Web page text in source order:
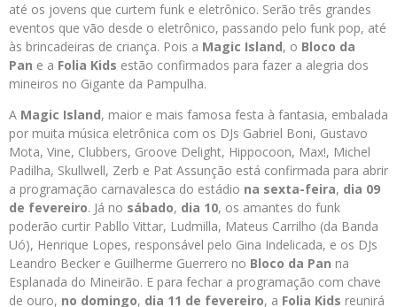
até os jovens que curtem funk e eletrônico. Serão três grandes
eventos que vão desde o eletrônico, passando pelo funk pop, até
às brincadeiras de criança. Pois a Magic Island, o Bloco da
Pan e a Folia Kids estão confirmados para fazer a alegria dos
mineiros no Gigante da Pampulha.
A Magic Island, maior e mais famosa festa à fantasia, embalada
por muita música eletrônica com os DJs Gabriel Boni, Gustavo
Mota, Vine, Clubbers, Groove Delight, Hippocoon, Max!, Michel
Padilha, Skullwell, Zerb e Pat Assunção está confirmada para abrir
a programação carnavalesca do estádio na sexta-feira, dia 09
de fevereiro. Já no sábado, dia 10, os amantes do funk
poderão curtir Pabllo Vittar, Ludmilla, Mateus Carrilho (da Banda
Uó), Henrique Lopes, responsável pelo Gina Indelicada, e os DJs
Leandro Becker e Guilherme Guerrero no Bloco da Pan na
Esplanada do Mineirão. E para fechar a programação com chave
de ouro, no domingo, dia 11 de fevereiro, a Folia Kids reunirá